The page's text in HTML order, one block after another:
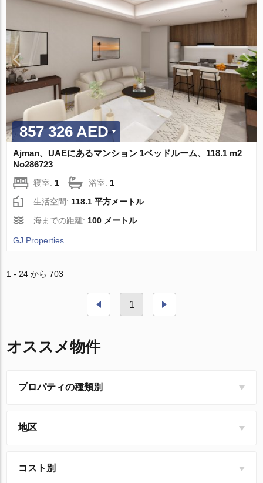
857 326 AED
Ajman、UAEにあるマンション 1ベッドルーム、118.1 m2
No286723
寝室:1 浴室:1
生活空間:118.1 平方メートル
海までの距離:100 メートル
GJ Properties
1 - 24 から 703
1
オススメ物件
プロパティの種類別
地区
コスト別